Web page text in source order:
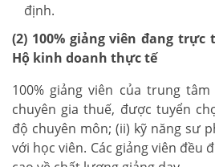
định.
(2) 100% giảng viên đang
Hộ kinh doanh thực tế
100% giảng viên của trung
chuyên gia thuế, được tuyển
độ chuyên môn; (ii) kỹ năng sư
với học viên. Các giảng viên đều